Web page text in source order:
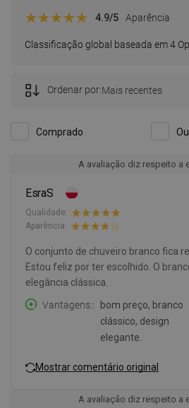
Classificação global baseada em 4
4.9/5 Aparência
Comprado
Ordenar por:Mais recentes
A avaliação diz respeito a
EsraS
Qualidade:
Aparência:
O conjunto de chuveiro branco fica
Estou feliz por ter escolhido. O
elegância clássica.
Vantagens:
bom preço, branco
clássico, design
elegante.
Mostrar comentário original
A avaliação diz respeito a